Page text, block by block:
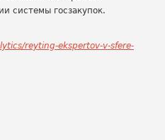
системы госзакупок.
reyting-ekspertov-v-sfere-